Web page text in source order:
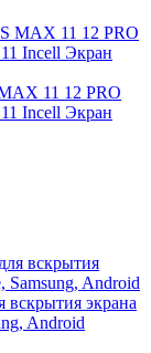
11 12 PRO
Incell Экран
вскрытия экрана
Android